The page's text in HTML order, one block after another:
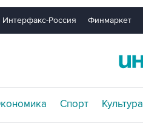
Интерфакс-Россия Финмаркет
Спорт Культура